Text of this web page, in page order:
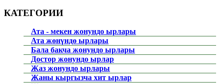
КАТЕГОРИИ
Ата - мекен жонундо ырлары
Ата жөнүндө ырлары
Бала бакча жонундо ырлары
Достор жонундо ырлар
Жаз жонундо ырлары
Жаны кыргызча хит ырлар